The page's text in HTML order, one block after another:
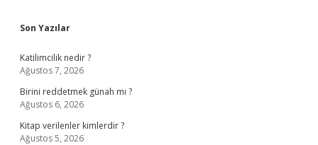
Sidebar
Son Yazılar
Katilimcilik nedir ?
Ağustos 7, 2026
Birini reddetmek günah mı ?
Ağustos 6, 2026
Kitap verilenler kimlerdir ?
Ağustos 5, 2026